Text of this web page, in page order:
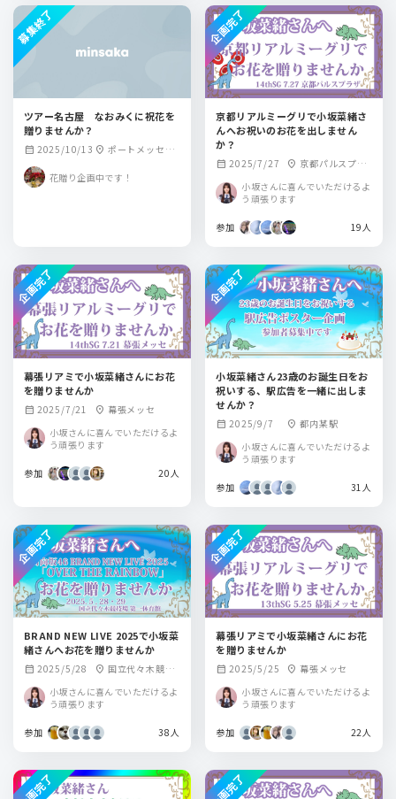
ツアー名古屋 なおみくに祝花を
贈りませんか？
calendar_month 2025/10/13 location_on ポートメッセ名
花贈り企画中です！
募集終了
京都リアルミーグリで小坂菜緒さ
んへお祝いのお花を出しません
か？
calendar_month 2025/7/27 location_on 京都パルスプラ
小坂さんに喜んでいただけるよ
う頑張ります
参加 19人
企画完了
幕張リアミで小坂菜緒さんにお花
を贈りませんか
calendar_month 2025/7/21 location_on 幕張メッセ
小坂さんに喜んでいただけるよ
う頑張ります
参加 20人
企画完了
小坂菜緒さん23歳のお誕生日をお
祝いする、駅広告を一緒に出しま
せんか？
calendar_month 2025/9/7 location_on 都内某駅
小坂さんに喜んでいただけるよ
う頑張ります
参加 31人
企画完了
BRAND NEW LIVE 2025で小坂菜
緒さんへお花を贈りませんか
calendar_month 2025/5/28 location_on 国立代々木競技
小坂さんに喜んでいただけるよ
う頑張ります
参加 38人
企画完了
幕張リアミで小坂菜緒さんにお花
を贈りませんか
calendar_month 2025/5/25 location_on 幕張メッセ
小坂さんに喜んでいただけるよ
う頑張ります
参加 22人
企画完了